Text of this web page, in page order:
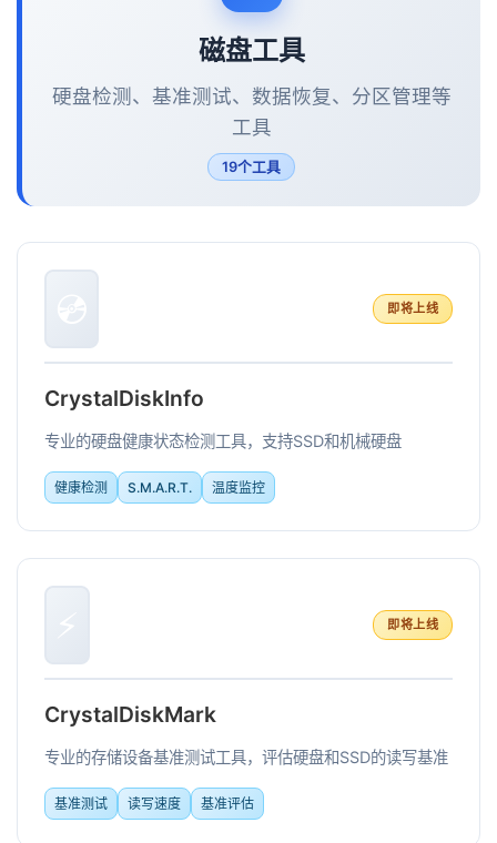
磁盘工具
硬盘检测、基准测试、数据恢复、分区管理等
工具
19个工具
💿 即将上线
CrystalDiskInfo
专业的硬盘健康状态检测工具，支持SSD和机械硬盘
健康检测 S.M.A.R.T. 温度监控
⚡ 即将上线
CrystalDiskMark
专业的存储设备基准测试工具，评估硬盘和SSD的读写基准
基准测试 读写速度 基准评估